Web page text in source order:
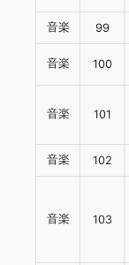
音楽 99
音楽 100
音楽 101
音楽 102
音楽 103